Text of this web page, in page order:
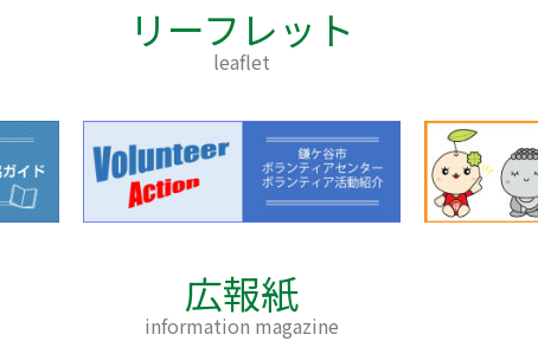
リーフレット
leaflet
広報紙
information magazine